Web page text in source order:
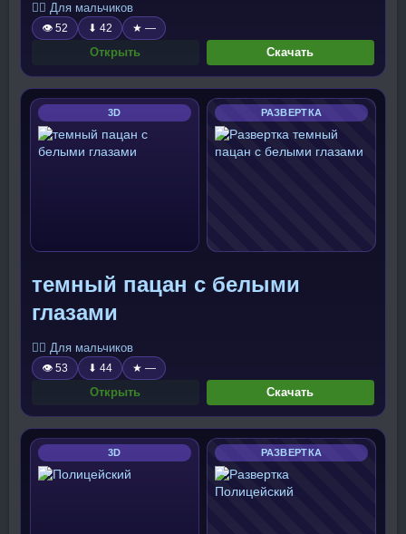
🧍‍♂️ Для мальчиков
👁 52 ⬇ 42 ★ —
Открыть Скачать
3D РАЗВЕРТКА
темный пацан с белыми
глазами
🧍‍♂️ Для мальчиков
👁 53 ⬇ 44 ★ —
Открыть Скачать
3D РАЗВЕРТКА